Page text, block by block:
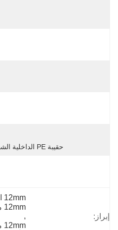
حقيبة PE الداخلية الشفافة + رغوة EPE + علبة كرتون
إبراز:
12mm الحائط الصمام الشخصي 2m
12mm مربع Arce للماء الصمام قناة
,